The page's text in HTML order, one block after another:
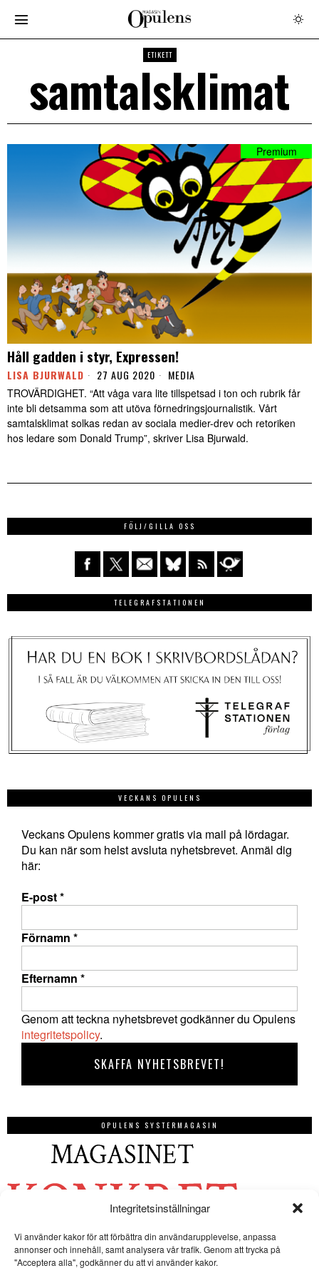
Integritetsinställningar
Vi använder kakor för att förbättra din användarupplevelse, anpassa
annonser och innehåll, samt analysera vår trafik. Genom att trycka på
"Acceptera alla", godkänner du att vi använder kakor.
ETIKETT
samtalsklimat
Håll gadden i styr, Expressen!
LISA BJURWALD 27 AUG 2020 MEDIA
TROVÄRDIGHET. “Att våga vara lite tillspetsad i ton och rubrik får
inte bli detsamma som att utöva förnedringsjournalistik. Vårt
samtalsklimat solkas redan av sociala medier-drev och retoriken
hos ledare som Donald Trump”, skriver Lisa Bjurwald.
FÖLJ/GILLA OSS
TELEGRAFSTATIONEN
VECKANS OPULENS
Veckans Opulens kommer gratis via mail på lördagar.
Du kan när som helst avsluta nyhetsbrevet. Anmäl dig
här:
E-post*
Förnamn *
Efternamn *
Genom att teckna nyhetsbrevet godkänner du Opulens
integritetspolicy.
OPULENS SYSTERMAGASIN